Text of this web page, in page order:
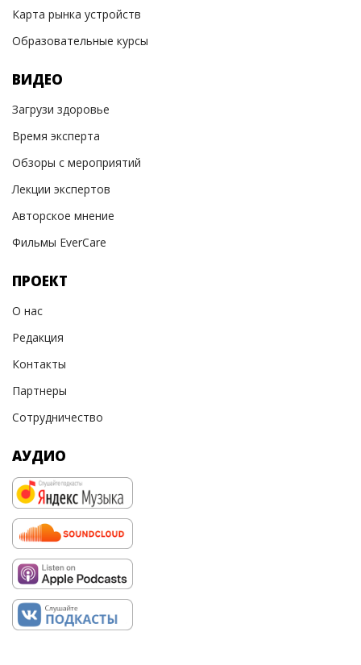
Карта рынка устройств
Образовательные курсы
ВИДЕО
Загрузи здоровье
Время эксперта
Обзоры с мероприятий
Лекции экспертов
Авторское мнение
Фильмы EverCare
ПРОЕКТ
О нас
Редакция
Контакты
Партнеры
Сотрудничество
АУДИО